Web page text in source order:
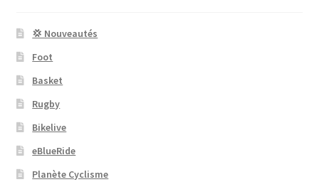
💢 Nouveautés
Foot
Basket
Rugby
Bikelive
eBlueRide
Planète Cyclisme